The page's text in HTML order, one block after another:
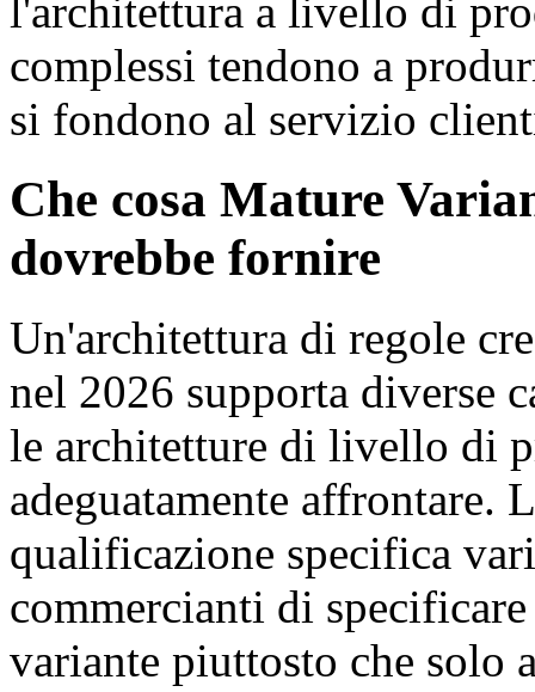
l'architettura a livello di
complessi tendono a
si fondono al servizio
Che cosa Mature
dovrebbe fornire
Un'architettura di regole
nel 2026 supporta diverse
le architetture di livello di
adeguatamente affrontare.
qualificazione specifica
commercianti di
variante piuttosto che